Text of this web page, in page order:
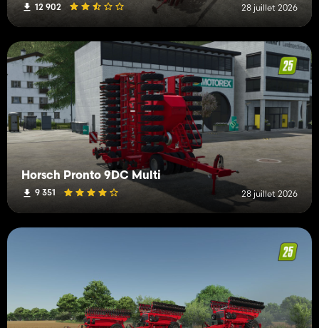
12 902 28 juillet 2026
Horsch Pronto 9DC Multi
9 351 28 juillet 2026